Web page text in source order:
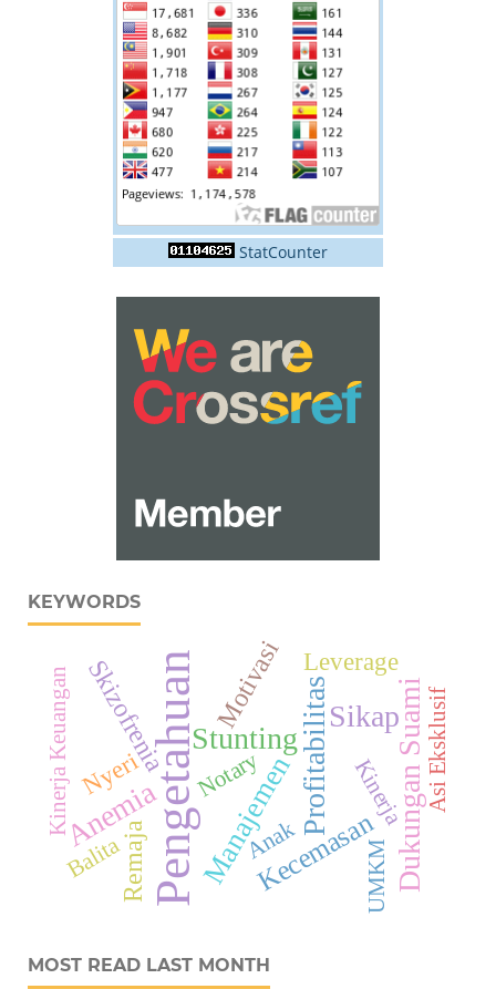
StatCounter
KEYWORDS
PengetahuanStuntingProfitabilitas
Anemia
SikapDukungan Suami
ManajemenKecemasan
Skizofrenia Motivasi
Remaja
Leverage
Nyeri Kinerja
UMKM
Anak
Balita
Kinerja Keuangan Asi Eksklusif
Notary
MOST READ LAST MONTH